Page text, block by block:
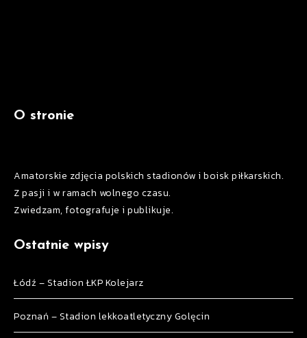
O stronie
Amatorskie zdjęcia polskich stadionów i boisk piłkarskich.
Z pasji i w ramach wolnego czasu.
Zwiedzam, fotografuje i publikuje.
Ostatnie wpisy
Łódź – Stadion ŁKP Kolejarz
Poznań – Stadion lekkoatletyczny Golęcin